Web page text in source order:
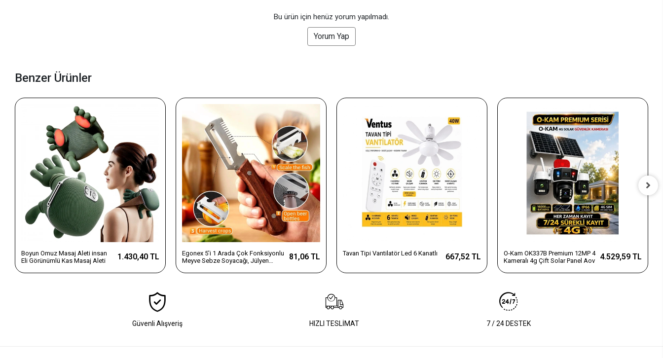
Bu ürün için henüz yorum yapılmadı.
Yorum Yap
Benzer Ürünler
Boyun Omuz Masaj Aleti insan
Eli Görünümlü Kas Masaj Aleti
1.430,40 TL
Egonex 5'i 1 Arada Çok Fonksiyonlu
Meyve Sebze Soyacağı, Jülyen
Saplı Paslanmaz Çelik
81,06 TL Tavan Tipi Vantilatör Led 6 Kanatlı 667,52 TL
O-Kam OK337B Premium 12MP 4
Kameralı 4g Çift Solar Panel Aov
4.529,59 TL
Güvenli Alışveriş HIZLI TESLİMAT 7 / 24 DESTEK